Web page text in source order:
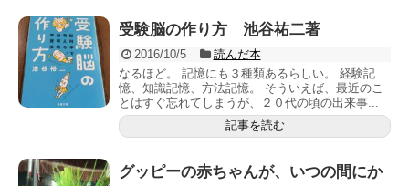
受験脳の作り方 池谷祐二著
2016/10/5
読んだ本
なるほど。 記憶にも３種類あるらしい。 経験記
憶、知識記憶、方法記憶。 そういえば、最近のこ
とはすぐ忘れてしまうが、２０代の頃の出来事...
記事を読む
グッピーの赤ちゃんが、いつの間にか